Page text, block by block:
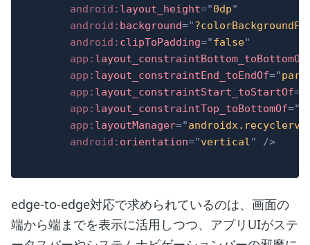
android: layout_height="0dp"
android: background="
android: clipToPadding="false"
app: layout_constraintBottom_toBottomOf
app: layout_constraintEnd_toEndOf="
app: layout_constraintStart_toStartOf=
app: layout_constraintTop_toBottomOf="
app: layoutManager="
android: orientation="vertical" />
edge-to-edge対応で求められているのは、画面の
端から端までを表示に活用しつつ、アプリUIがステ